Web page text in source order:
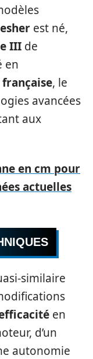
est né,
III de
en
, le
avancées
aux
en cm pour
actuelles
similaire
en
d’un
autonomie